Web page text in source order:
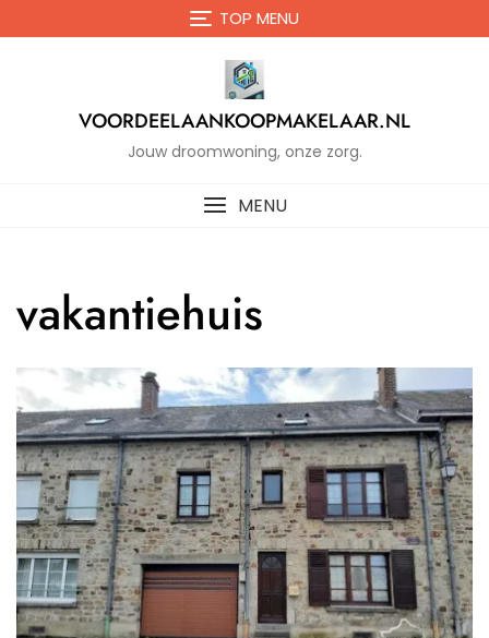
de
TOP MENU
VOORDEELAANKOOPMAKELAAR.NL
Jouw droomwoning, onze zorg.
MENU
vakantiehuis